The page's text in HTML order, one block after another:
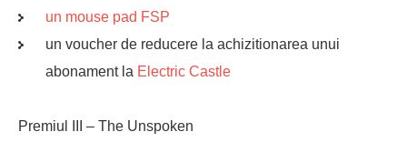
un mouse pad FSP
un voucher de reducere la achizitionarea unui
abonament la Electric Castle
Premiul III – The Unspoken